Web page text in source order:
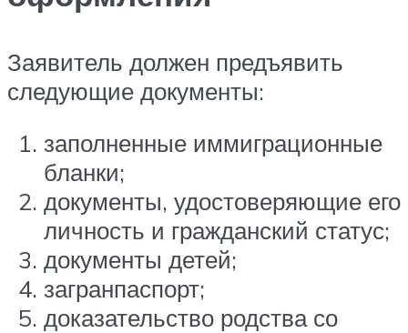
Заявитель должен предъявить
следующие документы:
заполненные иммиграционные
бланки;
документы, удостоверяющие его
личность и гражданский статус;
документы детей;
загранпаспорт;
доказательство родства со